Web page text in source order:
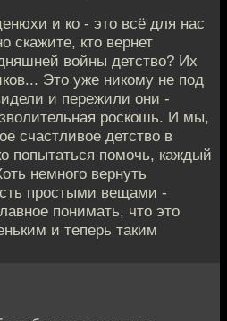
и ко - это всё для нас
скажите, кто вернет
войны детство? Их
Это уже никому не под
и пережили они -
роскошь. И мы,
счастливое детство в
попытаться помочь, каждый
немного вернуть
простыми вещами -
понимать, что это
и теперь таким